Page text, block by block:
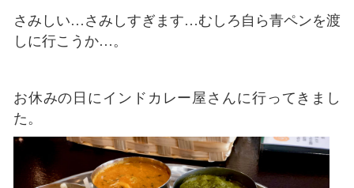
さみしい…さみしすぎます…むしろ自ら青ペンを渡
しに行こうか…。
お休みの日にインドカレー屋さんに行ってきまし
た。